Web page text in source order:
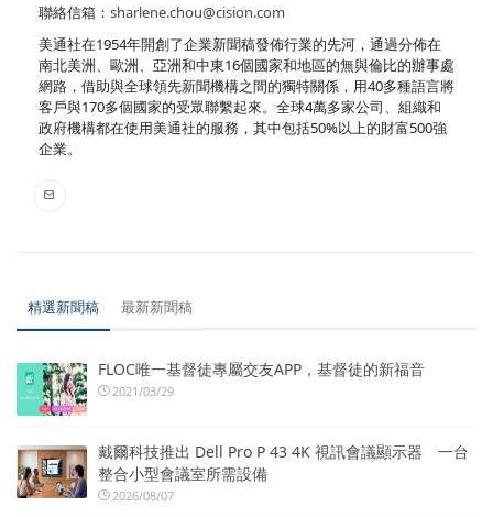
聯絡信箱： sharlene.chou@cision.com
美通社在1954年開創了企業新聞稿發佈行業的先河，通過分佈在
南北美洲、歐洲、亞洲和中東16個國家和地區的無與倫比的辦事處
網路，借助與全球領先新聞機構之間的獨特關係，用40多種語言將
客戶與170多個國家的受眾聯繫起來。全球4萬多家公司、組織和
政府機構都在使用美通社的服務，其中包括50%以上的財富500強
企業。
精選新聞稿 最新新聞稿
FLOC唯一基督徒專屬交友APP，基督徒的新福音
2021/03/29
戴爾科技推出 Dell Pro P 43 4K 視訊會議顯示器 一台
整合小型會議室所需設備
2026/08/07